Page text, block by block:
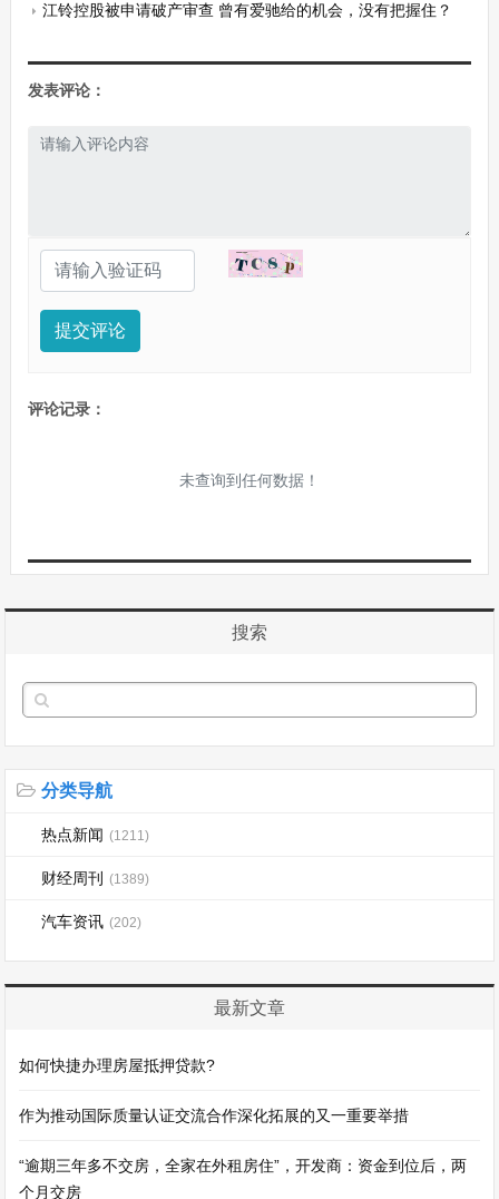
江铃控股被申请破产审查 曾有爱驰给的机会，没有把握住？
发表评论：
提交评论
评论记录：
未查询到任何数据！
搜索
分类导航
热点新闻 (1211)
财经周刊 (1389)
汽车资讯 (202)
最新文章
如何快捷办理房屋抵押贷款?
作为推动国际质量认证交流合作深化拓展的又一重要举措
“逾期三年多不交房，全家在外租房住”，开发商：资金到位后，两
个月交房